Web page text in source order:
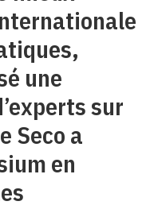
une
sur
Seco a
en